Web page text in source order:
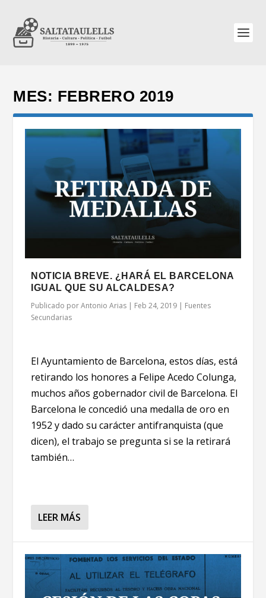
MES: FEBRERO 2019
NOTICIA BREVE. ¿HARÁ EL BARCELONA
IGUAL QUE SU ALCALDESA?
Publicado porAntonio Arias | Feb 24, 2019 | Fuentes
Secundarias
El Ayuntamiento de Barcelona, estos días, está
retirando los honores a Felipe Acedo Colunga,
muchos años gobernador civil de Barcelona. El
Barcelona le concedió una medalla de oro en
1952 y dado su carácter antifranquista (que
dicen), el trabajo se pregunta si se la retirará
también…
LEER MÁS